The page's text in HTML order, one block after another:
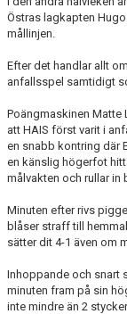
Östras lagkapten
mållinjen.
Efter det handlar allt
anfallsspel samtidigt
Poängmaskinen Matte
att HAIS först varit i
en snabb kontring där
en känslig högerfot
målvakten och rullar in
Minuten efter rivs
blåser straff till
sätter dit 4-1 även om
Inhoppande och snart
minuten fram på sin
inte mindre än 2